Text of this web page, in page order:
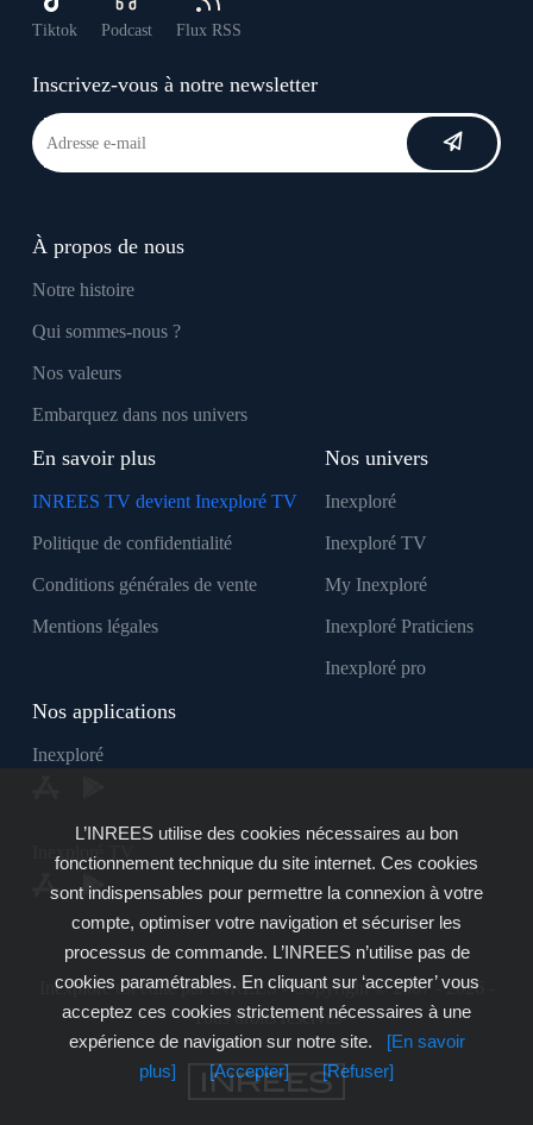
Tiktok Podcast Flux RSS
Inscrivez-vous à notre newsletter
À propos de nous
Notre histoire
Qui sommes-nous ?
Nos valeurs
Embarquez dans nos univers
En savoir plus
INREES TV devient Inexploré TV
Politique de confidentialité
Conditions générales de vente
Mentions légales
Nos univers
Inexploré
Inexploré TV
My Inexploré
Inexploré Praticiens
Inexploré pro
Nos applications
Inexploré
Inexploré TV
Inexploré est édité par INREES - Copyright © 2007 - 2026 -
Tous droits réservés
L’INREES utilise des cookies nécessaires au bon
fonctionnement technique du site internet. Ces cookies
sont indispensables pour permettre la connexion à votre
compte, optimiser votre navigation et sécuriser les
processus de commande. L’INREES n’utilise pas de
cookies paramétrables. En cliquant sur ‘accepter’ vous
acceptez ces cookies strictement nécessaires à une
expérience de navigation sur notre site.
[En savoir
plus]
[Accepter] [Refuser]